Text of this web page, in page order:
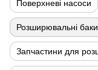
Поверхневі насоси
Розширювальні баки